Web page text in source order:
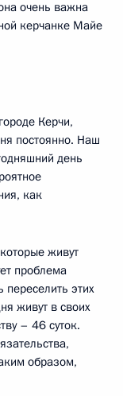
очень важна
керчанке Майе
Керчи,
постоянно. Наш
день
как
живут
проблема
этих
живут в своих
– 46 суток.
образом,